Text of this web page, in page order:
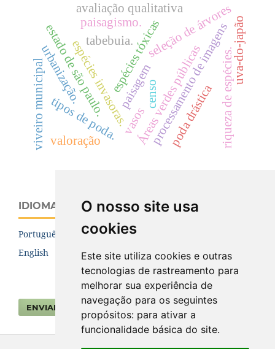
O nosso site usa
cookies
Este site utiliza cookies e outras
tecnologias de rastreamento para
melhorar sua experiência de
navegação para os seguintes
propósitos: para ativar a
funcionalidade básica do site.
Áreas verdes públicas
processamento de imagens
espécies tóxicas
espécies invasoras.
estado de são paulo.
avaliação qualitativa
tipos de poda.
paisagismo.
censo
urbanização.
seleção de árvores
poda drásticariqueza de espécies.
viveiro municipal valoração
vasos
uva-do-japão
tabebuia.
paisagem
IDIOMA
Português (Brasil)
English
ENVIAR SUBMISSÃO